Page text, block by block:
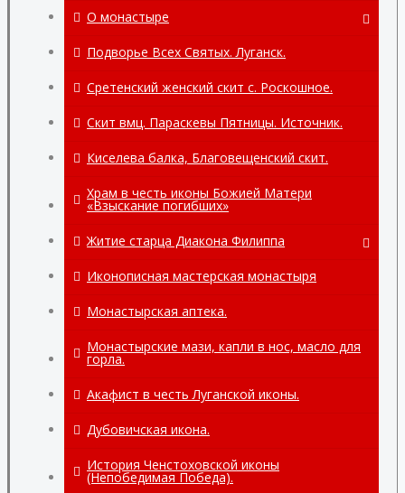
О монастыре
О монастыре
Вознесенский храм.
Храмы в честь Ченстоховской иконы и
во имя свт. Спиридона
село Хорошее.
Монастырская аптека.
Монастырские перепелиные яйца.
Подворье Всех Святых. Луганск.
Сретенский женский скит с. Роскошное.
Скит вмц. Параскевы Пятницы. Источник.
Киселева балка, Благовещенский скит.
Храм в честь иконы Божией Матери
«Взыскание погибших»
Житие старца Диакона Филиппа
Житие старца диакона Филиппа.
Помощь при жизни диакона Филиппа
Благодатная помощь по смерти
диакона Филиппа
Иконописная мастерская монастыря
Монастырская аптека.
Монастырские мази, капли в нос, масло для
горла.
Акафист в честь Луганской иконы.
Дубовичская икона.
История Ченстоховской иконы
(Непобедимая Победа).